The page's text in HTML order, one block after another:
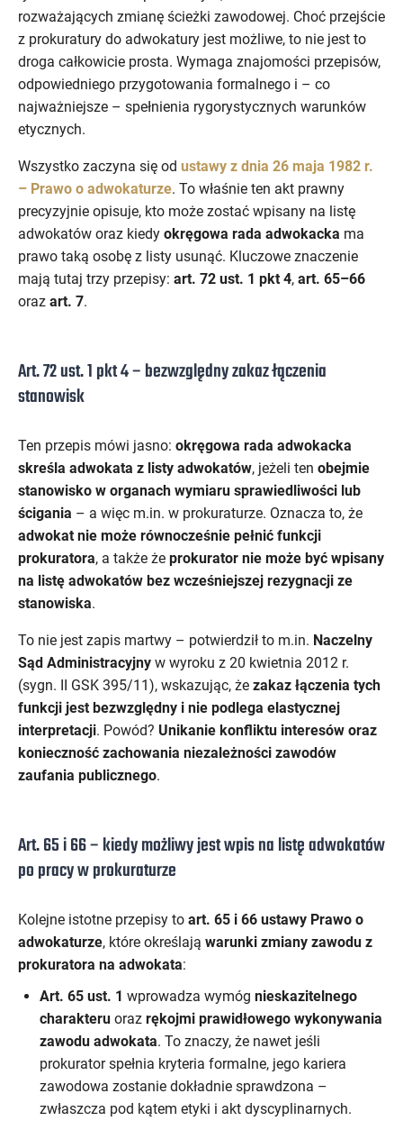
rozważających zmianę ścieżki zawodowej. Choć przejście
z prokuratury do adwokatury jest możliwe, to nie jest to
droga całkowicie prosta. Wymaga znajomości przepisów,
odpowiedniego przygotowania formalnego i – co
najważniejsze – spełnienia rygorystycznych warunków
etycznych.
Wszystko zaczyna się od ustawy z dnia 26 maja 1982 r.
– Prawo o adwokaturze. To właśnie ten akt prawny
precyzyjnie opisuje, kto może zostać wpisany na listę
adwokatów oraz kiedy okręgowa rada adwokacka ma
prawo taką osobę z listy usunąć. Kluczowe znaczenie
mają tutaj trzy przepisy: art. 72 ust. 1 pkt 4, art. 65–66
oraz art. 7.
Art. 72 ust. 1 pkt 4 – bezwzględny zakaz łączenia
stanowisk
Ten przepis mówi jasno: okręgowa rada adwokacka
skreśla adwokata z listy adwokatów, jeżeli ten obejmie
stanowisko w organach wymiaru sprawiedliwości lub
ścigania – a więc m.in. w prokuraturze. Oznacza to, że
adwokat nie może równocześnie pełnić funkcji
prokuratora, a także że prokurator nie może być wpisany
na listę adwokatów bez wcześniejszej rezygnacji ze
stanowiska.
To nie jest zapis martwy – potwierdził to m.in. Naczelny
Sąd Administracyjny w wyroku z 20 kwietnia 2012 r.
(sygn. II GSK 395/11), wskazując, że zakaz łączenia tych
funkcji jest bezwzględny i nie podlega elastycznej
interpretacji. Powód? Unikanie konfliktu interesów oraz
konieczność zachowania niezależności zawodów
zaufania publicznego.
Art. 65 i 66 – kiedy możliwy jest wpis na listę adwokatów
po pracy w prokuraturze
Kolejne istotne przepisy to art. 65 i 66 ustawy Prawo o
adwokaturze, które określają warunki zmiany zawodu z
prokuratora na adwokata:
Art. 65 ust. 1 wprowadza wymóg nieskazitelnego
charakteru oraz rękojmi prawidłowego wykonywania
zawodu adwokata. To znaczy, że nawet jeśli
prokurator spełnia kryteria formalne, jego kariera
zawodowa zostanie dokładnie sprawdzona –
zwłaszcza pod kątem etyki i akt dyscyplinarnych.